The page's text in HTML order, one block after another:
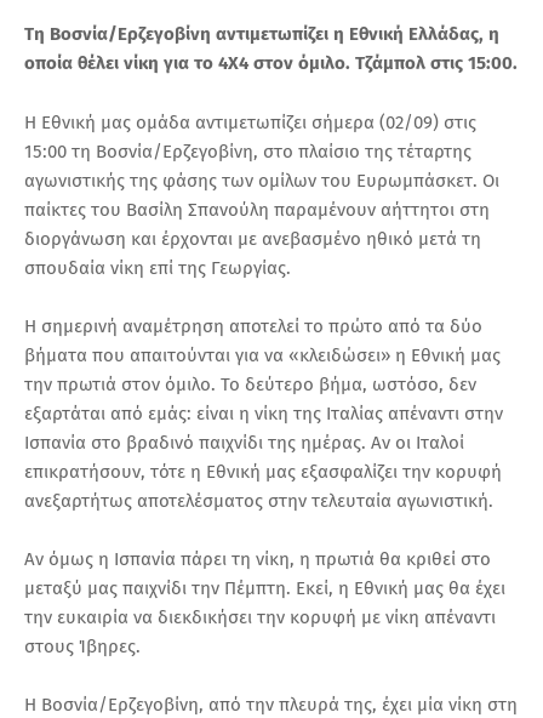
Τη Βοσνία/Ερζεγοβίνη αντιμετωπίζει η Εθνική Ελλάδας, η
οποία θέλει νίκη για το 4Χ4 στον όμιλο. Τζάμπολ στις 15:00.
Η Εθνική μας ομάδα αντιμετωπίζει σήμερα (02/09) στις
15:00 τη Βοσνία/Ερζεγοβίνη, στο πλαίσιο της τέταρτης
αγωνιστικής της φάσης των ομίλων του Ευρωμπάσκετ. Οι
παίκτες του Βασίλη Σπανούλη παραμένουν αήττητοι στη
διοργάνωση και έρχονται με ανεβασμένο ηθικό μετά τη
σπουδαία νίκη επί της Γεωργίας.
Η σημερινή αναμέτρηση αποτελεί το πρώτο από τα δύο
βήματα που απαιτούνται για να «κλειδώσει» η Εθνική μας
την πρωτιά στον όμιλο. Το δεύτερο βήμα, ωστόσο, δεν
εξαρτάται από εμάς: είναι η νίκη της Ιταλίας απέναντι στην
Ισπανία στο βραδινό παιχνίδι της ημέρας. Αν οι Ιταλοί
επικρατήσουν, τότε η Εθνική μας εξασφαλίζει την κορυφή
ανεξαρτήτως αποτελέσματος στην τελευταία αγωνιστική.
Αν όμως η Ισπανία πάρει τη νίκη, η πρωτιά θα κριθεί στο
μεταξύ μας παιχνίδι την Πέμπτη. Εκεί, η Εθνική μας θα έχει
την ευκαιρία να διεκδικήσει την κορυφή με νίκη απέναντι
στους Ίβηρες.
Η Βοσνία/Ερζεγοβίνη, από την πλευρά της, έχει μία νίκη στη